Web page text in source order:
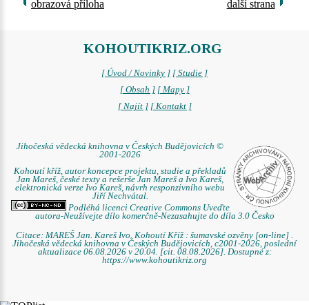
obrazová příloha další strana
KOHOUTIKRIZ.ORG
[ Úvod / Novinky ] [ Studie ]
[ Obsah ] [ Mapy ]
[ Najít ] [ Kontakt ]
Jihočeská vědecká knihovna v Českých Budějovicích ©
2001-2026
Kohoutí kříž, autor koncepce projektu, studie a překladů
Jan Mareš, české texty a rešerše Jan Mareš a Ivo Kareš,
elektronická verze Ivo Kareš, návrh responzivního webu
Jiří Nechvátal.
Podléhá licenci Creative Commons Uveďte
autora-Neužívejte dílo komerčně-Nezasahujte do díla 3.0 Česko
Citace: MAREŠ Jan. Kareš Ivo. Kohoutí Kříž : šumavské ozvěny [on-line] .
Jihočeská vědecká knihovna v Českých Budějovicích, c2001-2026, poslední
aktualizace 06.08.2026 v 20.04. [cit. 08.08.2026]. Dostupné z:
https://www.kohoutikriz.org